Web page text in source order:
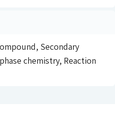
Secondary
chemistry, Reaction